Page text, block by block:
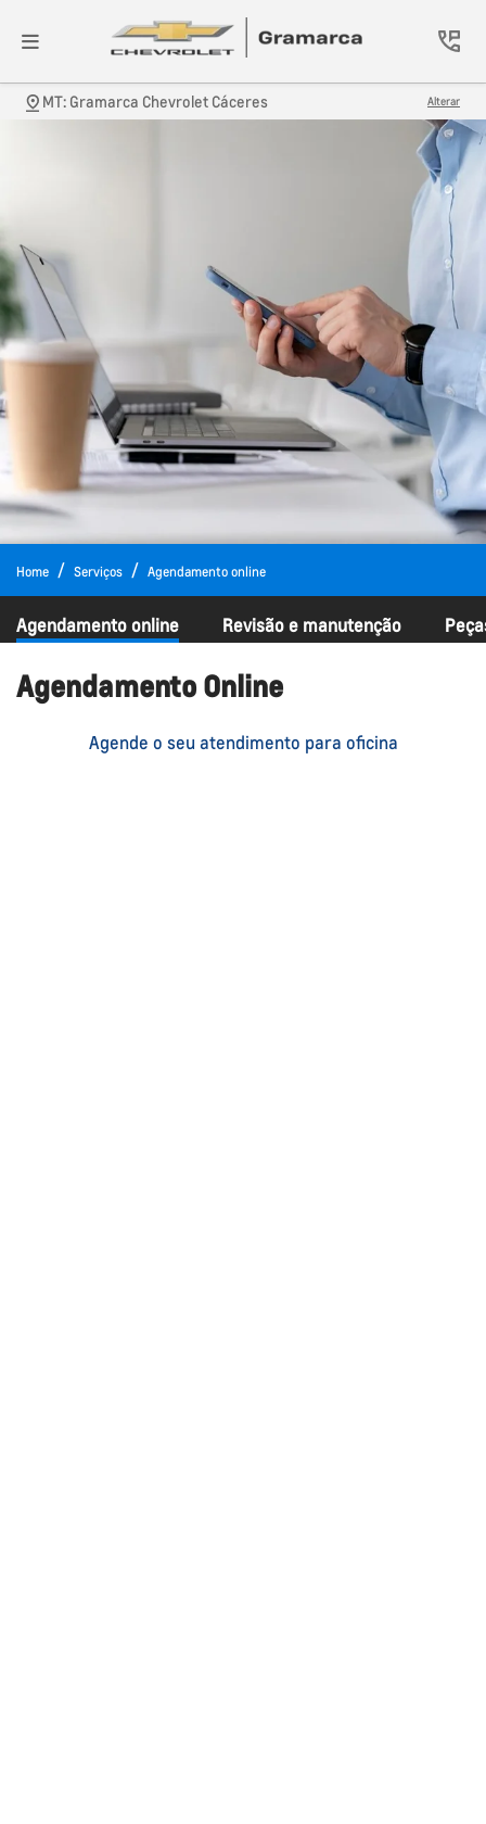
MT: Gramarca Chevrolet Cáceres Alterar
Home Serviços Agendamento online
Agendamento online Revisão e manutenção
Agendamento Online
Agende o seu atendimento para oficina